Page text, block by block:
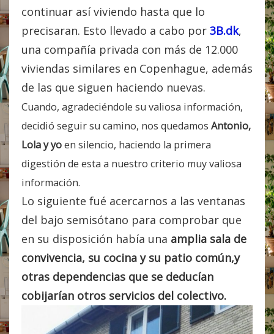
continuar así viviendo hasta que lo
precisaran. Esto llevado a cabo por 3B.dk,
una compañía privada con más de 12.000
viviendas similares en Copenhague, además
de las que siguen haciendo nuevas.
Cuando, agradeciéndole su valiosa información,
decidió seguir su camino, nos quedamos Antonio,
Lola y yoen silencio, haciendo la primera
digestión de esta a nuestro criterio muy valiosa
información.
Lo siguiente fué acercarnos a las ventanas
del bajo semisótano para comprobar que
en su disposición había una amplia sala de
convivencia, su cocina y su patio común,y
otras dependencias que se deducían
cobijarían otros servicios del colectivo.